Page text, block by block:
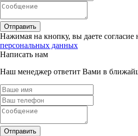
Отправить
Нажимая на кнопку, вы даете согласие
персональных данных
Написать нам
Наш менеджер ответит Вами в
Отправить